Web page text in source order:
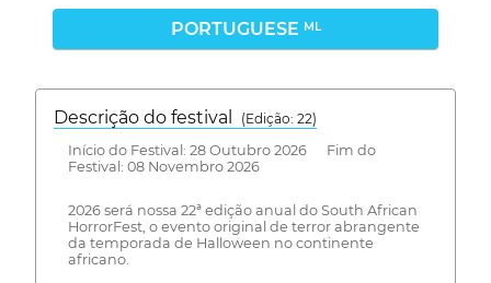
PORTUGUESE ML
Descrição do festival
(Edição: 22)
Início do Festival: 28 Outubro 2026 Fim do
Festival: 08 Novembro 2026
2026 será nossa 22ª edição anual do South African
HorrorFest, o evento original de terror abrangente
da temporada de Halloween no continente
africano.